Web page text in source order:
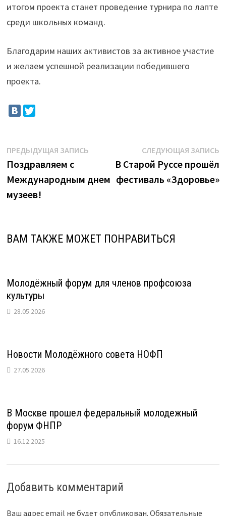
итогом проекта станет проведение турнира по лапте
среди школьных команд.
Благодарим наших активистов за активное участие
и желаем успешной реализации победившего
проекта.
Навигация
по
записям
ПРЕДЫДУЩАЯ ЗАПИСЬ
запись:
Поздравляем с
Международным днем
музеев!
СЛЕДУЮЩАЯ ЗАПИСЬ
В Старой Руссе прошёл
фестиваль «Здоровье»
ВАМ ТАКЖЕ МОЖЕТ ПОНРАВИТЬСЯ
Молодёжный форум для членов профсоюза
культуры
28.05.2026
Новости Молодёжного совета НОФП
27.05.2026
В Москве прошел федеральный молодежный
форум ФНПР
16.12.2025
Добавить комментарий
Ваш адрес email не будет опубликован. Обязательные